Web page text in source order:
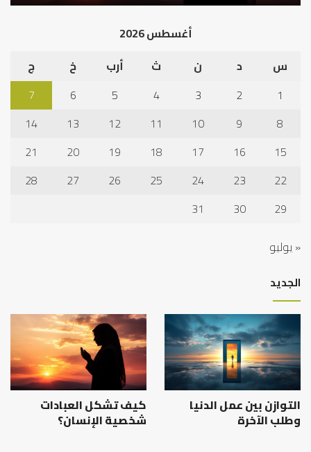
أغسطس 2026
س
د ن ث أرب خ
ج
1
2
3
4
5
6
7
8
9
10
11
12
13
14
15
16
17
18
19
20
21
22
23
24
25
26
27
28
29
30
31
« يوليو
الجديد
التوازن بين عمل الدنيا
وطلب الآخرة
كيف تشكل العبادات
شخصية الإنسان؟